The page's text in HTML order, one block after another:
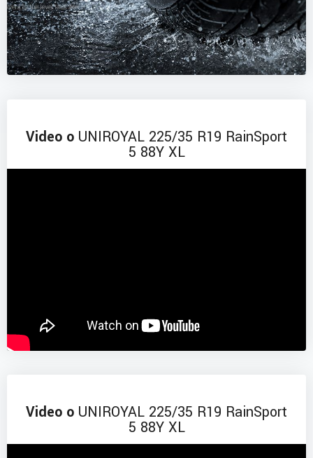
Video o UNIROYAL 225/35 R19 RainSport
5 88Y XL
Video o UNIROYAL 225/35 R19 RainSport
5 88Y XL